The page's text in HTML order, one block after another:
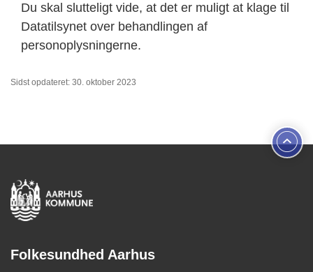
Du skal slutteligt vide, at det er muligt at klage til
Datatilsynet over behandlingen af
personoplysningerne.
Sidst opdateret: 30. oktober 2023
Folkesundhed Aarhus